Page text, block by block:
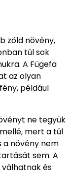
zöld növény,
túl sok
A Fügefa
az olyan
például
ne tegyük
mert a túl
a növény nem
sem. A
és